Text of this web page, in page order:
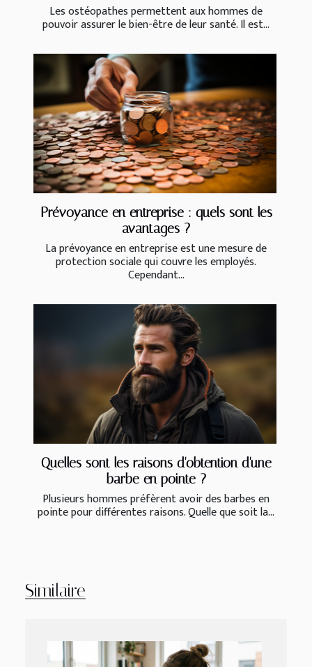
Les ostéopathes permettent aux hommes de
pouvoir assurer le bien-être de leur santé. Il est...
Prévoyance en entreprise : quels sont les
avantages ?
La prévoyance en entreprise est une mesure de
protection sociale qui couvre les employés.
Cependant...
Quelles sont les raisons d'obtention d'une
barbe en pointe ?
Plusieurs hommes préfèrent avoir des barbes en
pointe pour différentes raisons. Quelle que soit la...
Similaire